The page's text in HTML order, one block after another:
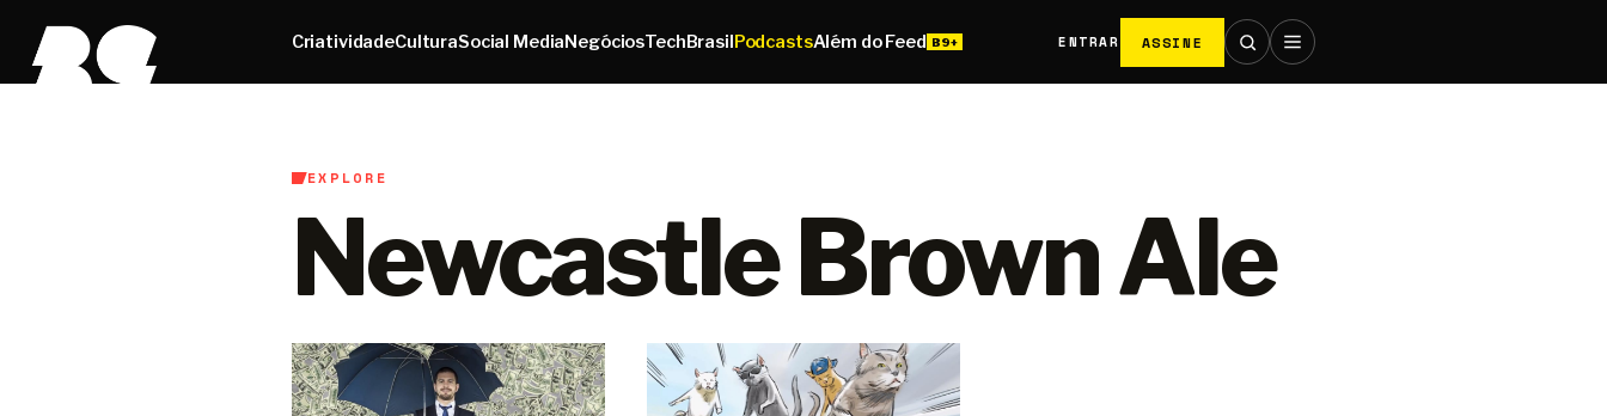
CriatividadeCulturaSocial MediaNegóciosTechBrasilPodcastsAlém do Feed ENTRAR ASSINE
EXPLORE
Newcastle Brown Ale